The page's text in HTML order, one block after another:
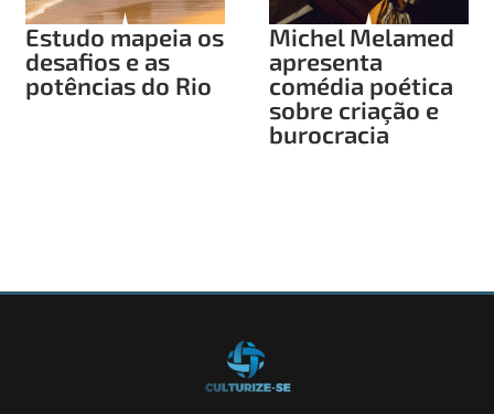
Estudo mapeia os
desafios e as
potências do Rio
Michel Melamed
apresenta
comédia poética
sobre criação e
burocracia